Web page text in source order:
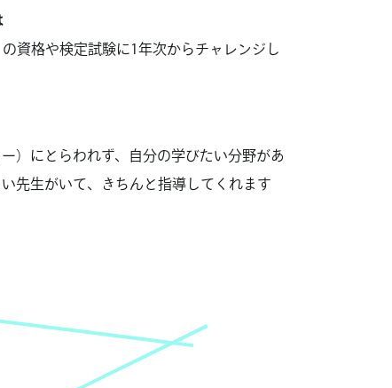
資格や検定試験に1年次からチャレンジし
）にとらわれず、自分の学びたい分野があ
先生がいて、きちんと指導してくれます